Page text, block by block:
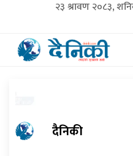
२३ श्रावण २०८३,
दैनिकी